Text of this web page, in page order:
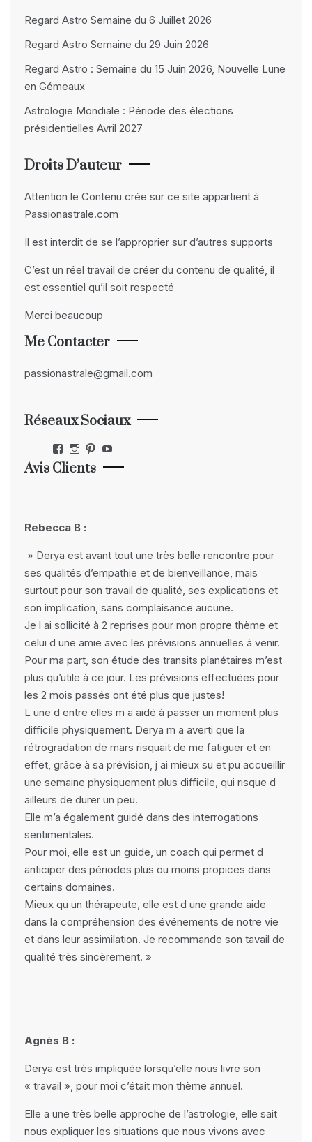
Regard Astro Semaine du 6 Juillet 2026
Regard Astro Semaine du 29 Juin 2026
Regard Astro : Semaine du 15 Juin 2026, Nouvelle Lune
en Gémeaux
Astrologie Mondiale : Période des élections
présidentielles Avril 2027
Droits D’auteur
Attention le Contenu crée sur ce site appartient à
Passionastrale.com
Il est interdit de se l’approprier sur d’autres supports
C’est un réel travail de créer du contenu de qualité, il
est essentiel qu’il soit respecté
Merci beaucoup
Me Contacter
passionastrale@gmail.com
Réseaux Sociaux
Facebook
Instagram
Pinterest
YouTube
Avis Clients
Rebecca B :
» Derya est avant tout une très belle rencontre pour
ses qualités d’empathie et de bienveillance, mais
surtout pour son travail de qualité, ses explications et
son implication, sans complaisance aucune.
Je l ai sollicité à 2 reprises pour mon propre thème et
celui d une amie avec les prévisions annuelles à venir.
Pour ma part, son étude des transits planétaires m’est
plus qu’utile à ce jour. Les prévisions effectuées pour
les 2 mois passés ont été plus que justes!
L une d entre elles m a aidé à passer un moment plus
difficile physiquement. Derya m a averti que la
rétrogradation de mars risquait de me fatiguer et en
effet, grâce à sa prévision, j ai mieux su et pu accueillir
une semaine physiquement plus difficile, qui risque d
ailleurs de durer un peu.
Elle m’a également guidé dans des interrogations
sentimentales.
Pour moi, elle est un guide, un coach qui permet d
anticiper des périodes plus ou moins propices dans
certains domaines.
Mieux qu un thérapeute, elle est d une grande aide
dans la compréhension des événements de notre vie
et dans leur assimilation. Je recommande son tavail de
qualité très sincèrement. »
Agnès B :
Derya est très impliquée lorsqu’elle nous livre son
« travail », pour moi c’était mon thème annuel.
Elle a une très belle approche de l’astrologie, elle sait
nous expliquer les situations que nous vivons avec